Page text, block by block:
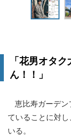
「花男オタ
ん！！」
恵比寿ガーデン
ていることに対
いる。